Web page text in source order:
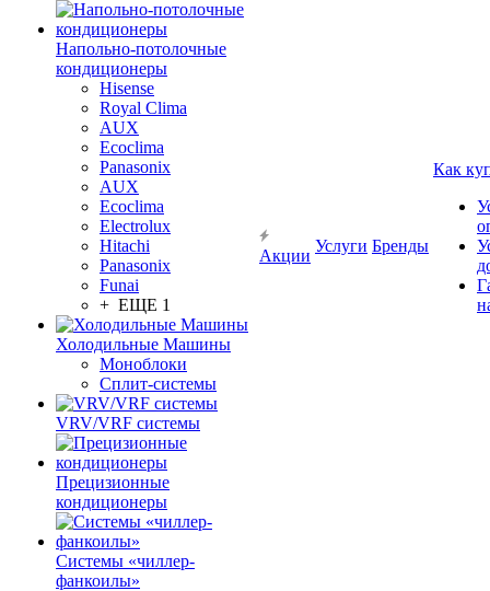
Напольно-потолочные
кондиционеры
Hisense
Royal Clima
AUX
Ecoclima
Panasonix
AUX
Ecoclima
Electrolux
Hitachi
Panasonix
Funai
+ ЕЩЕ 1
Холодильные Машины
Моноблоки
Сплит-системы
VRV/VRF системы
Прецизионные
кондиционеры
Системы «чиллер-
фанкоилы»
Акции
Услуги Бренды
Как